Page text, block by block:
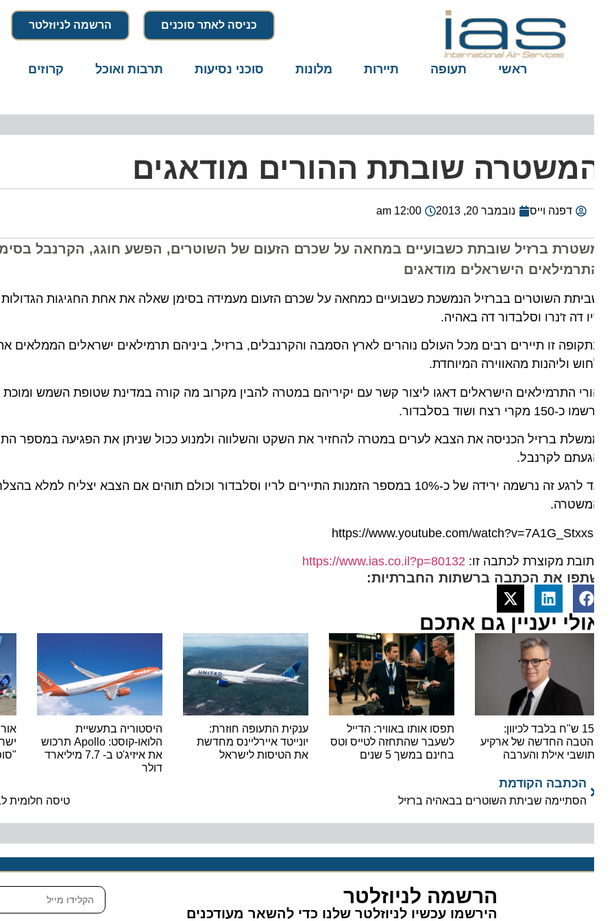
כניסה לאתר סוכנים הרשמה לניוזלטר
ראשי תעופה תיירות מלונות סוכני נסיעות תרבות ואוכל קרוזים
שובתת ההורים מודאגים
דפנה וייס נובמבר 20, 2013 12:00 am
ברזיל שובתת כשבועיים במחאה על שכרם הזעום של השוטרים, הפשע חוגג, הקרנבל בסימן
הישראלים מודאגים
השוטרים בברזיל הנמשכת כשבועיים כמחאה על שכרם הזעום מעמידה בסימן שאלה את אחת החגיגות הגדולות
דה ז'נרו וסלבדור דה באהיה.
זו תיירים רבים מכל העולם נוהרים לארץ הסמבה והקרנבלים, ברזיל, ביניהם תרמילאים ישראלים הממלאים את
וליהנות מהאווירה המיוחדת.
התרמילאים הישראלים דאגו ליצור קשר עם יקיריהם במטרה להבין מקרוב מה קורה במדינת שטופת השמש ומוכת
150 מקרי רצח ושוד בסלבדור.
ברזיל הכניסה את הצבא לערים במטרה להחזיר את השקט והשלווה ולמנוע ככול שניתן את הפגיעה במספר
לקרנבל.
עד לרגע זה נרשמה ירידה של כ-10% במספר הזמנות התיירים לריו וסלבדור וכולם תוהים אם הצבא יצליח למלא
https://www.youtube.com/
מקוצרת לכתבה זו:https://www.ias.co.il?p=80132
את הכתבה ברשתות החברתיות:
יעניין גם אתכם
159 ש"ח בלבד לכיוון:
החדשה של ארקיע
אילת והערבה
תפסו אותו באוויר: הדייל
לשעבר שהתחזה לטייס וטס
בחינם במשך 5 שנים
ענקית התעופה חוזרת:
יונייטד איירליינס מחדשת
את הטיסות לישראל
היסטוריה בתעשיית
הלואו-קוסט: Apollo תרכוש
את איזיג'ט ב- 7.7 מיליארד
דולר
אור
"סופר
הכתבה הקודמת
הסתיימה שביתת השוטרים בבאהיה ברזיל טיסה חלומית לבואינג 787
הרשמה לניוזלטר
הירשמו עכשיו לניוזלטר שלנו כדי להשאר מעודכנים